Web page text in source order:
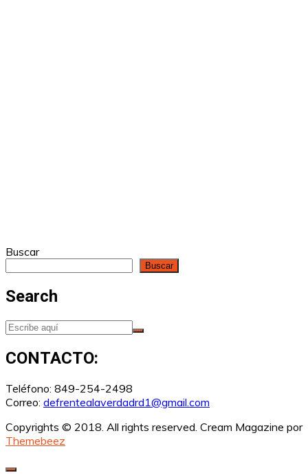
Buscar
Buscar
Search
CONTACTO:
Teléfono: 849-254-2498
Correo: defrentealaverdadrd1@gmail.com
Copyrights © 2018. All rights reserved. Cream Magazine por
Themebeez